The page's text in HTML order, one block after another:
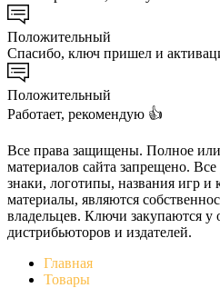
Положительный
Спасибо, ключ пришел и
Положительный
Работает, рекомендую 👍
Все права защищены. Полное
материалов сайта запрещено.
знаки, логотипы, названия игр и
материалы, являются
владельцев. Ключи закупаются
дистрибьюторов и издателей.
Главная
Товары